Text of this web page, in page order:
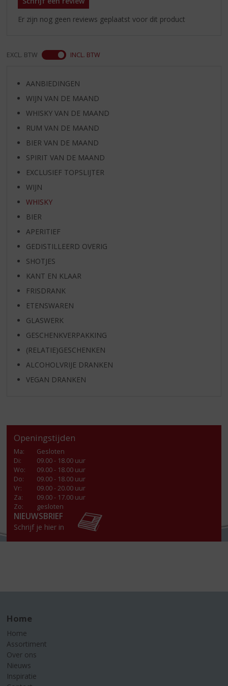
Er zijn nog geen reviews geplaatst voor dit product
EXCL. BTW INCL. BTW
AANBIEDINGEN
WIJN VAN DE MAAND
WHISKY VAN DE MAAND
RUM VAN DE MAAND
BIER VAN DE MAAND
SPIRIT VAN DE MAAND
EXCLUSIEF TOPSLIJTER
WIJN
WHISKY
BIER
APERITIEF
GEDISTILLEERD OVERIG
SHOTJES
KANT EN KLAAR
FRISDRANK
ETENSWAREN
GLASWERK
GESCHENKVERPAKKING
(RELATIE)GESCHENKEN
ALCOHOLVRIJE DRANKEN
VEGAN DRANKEN
Openingstijden
Ma:
Gesloten
Di:
09.00 - 18.00 uur
Wo:
09.00 - 18.00 uur
Do:
09.00 - 18.00 uur
Vr:
09.00 - 20.00 uur
Za:
09.00 - 17.00 uur
Zo:
gesloten
NIEUWSBRIEF
Schrijf je hier in
Home
Home
Assortiment
Over ons
Nieuws
Inspiratie